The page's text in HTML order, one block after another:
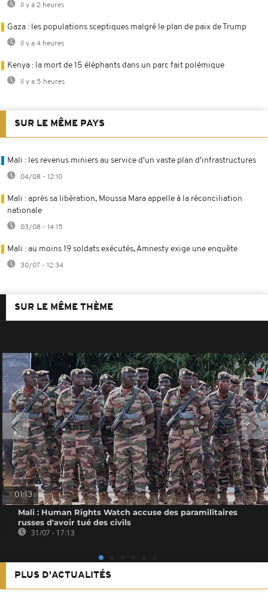
Il y a 2 heures
Gaza : les populations sceptiques malgré le plan de paix de Trump
Il y a 4 heures
Kenya : la mort de 15 éléphants dans un parc fait polémique
Il y a 5 heures
SUR LE MÊME PAYS
Mali : les revenus miniers au service d'un vaste plan d'infrastructures
04/08 - 12:10
Mali : après sa libération, Moussa Mara appelle à la réconciliation
nationale
03/08 - 14:15
Mali : au moins 19 soldats exécutés, Amnesty exige une enquête
30/07 - 12:34
SUR LE MÊME THÈME
01:13
Mali : Human Rights Watch accuse des paramilitaires
russes d'avoir tué des civils
31/07 - 17:13
PLUS D'ACTUALITÉS